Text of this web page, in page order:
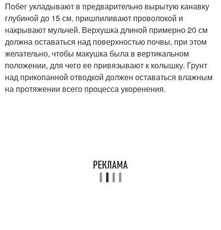
Побег укладывают в предварительно вырытую канавку
глубиной до 15 см, пришпиливают проволокой и
накрывают мульчей. Верхушка длиной примерно 20 см
должна оставаться над поверхностью почвы, при этом
желательно, чтобы макушка была в вертикальном
положении, для чего ее привязывают к колышку. Грунт
над прикопанной отводкой должен оставаться влажным
на протяжении всего процесса укоренения.